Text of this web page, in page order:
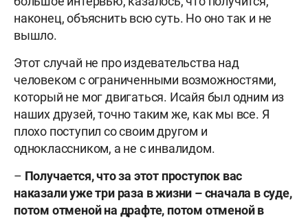
наконец, объяснить всю суть. Но оно так и не
вышло.
Этот случай не про издевательства над
человеком с ограниченными возможностями,
который не мог двигаться. Исайя был одним из
наших друзей, точно таким же, как мы все. Я
плохо поступил со своим другом и
одноклассником, а не с инвалидом.
– Получается, что за этот проступок вас
наказали уже три раза в жизни – сначала в суде,
потом отменой на драфте, потом отменой в